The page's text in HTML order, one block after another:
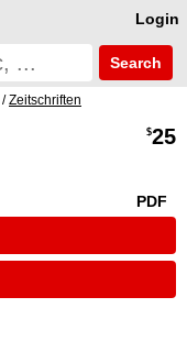
Login
Search
/Zeitschriften
$25
PDF